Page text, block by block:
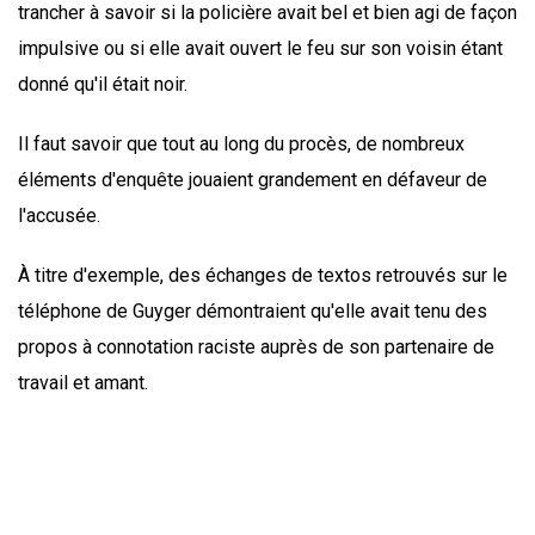
trancher à savoir si la policière avait bel et bien agi de façon
impulsive ou si elle avait ouvert le feu sur son voisin étant
donné qu'il était noir.
Il faut savoir que tout au long du procès, de nombreux
éléments d'enquête jouaient grandement en défaveur de
l'accusée.
À titre d'exemple, des échanges de textos retrouvés sur le
téléphone de Guyger démontraient qu'elle avait tenu des
propos à connotation raciste auprès de son partenaire de
travail et amant.